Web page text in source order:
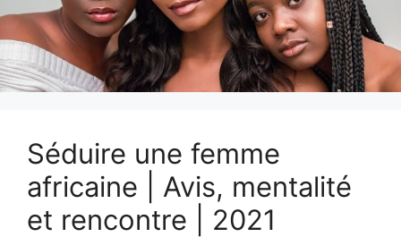
Séduire une femme
africaine | Avis, mentalité
et rencontre | 2021